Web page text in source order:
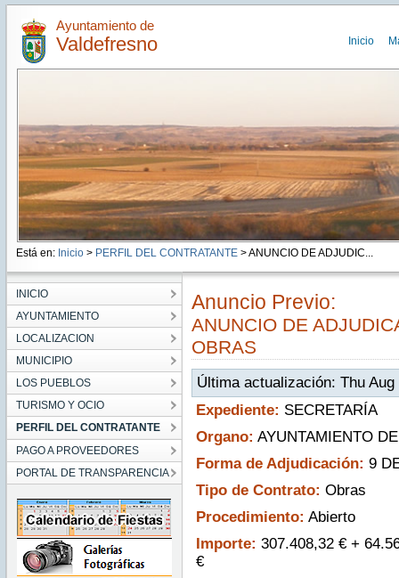
Ayuntamiento de
Valdefresno Inicio
Está en: Inicio > PERFIL DEL CONTRATANTE> ANUNCIO DE ADJUDIC...
INICIO
AYUNTAMIENTO
LOCALIZACION
MUNICIPIO
LOS PUEBLOS
TURISMO Y OCIO
PERFIL DEL CONTRATANTE
PAGO A PROVEEDORES
PORTAL DE TRANSPARENCIA
Anuncio Previo:
ANUNCIO DE
OBRAS
Última actualización: Thu
Expediente: SECRETARÍA
Organo: AYUNTAMIENTO
Forma de Adjudicación: 9
Tipo de Contrato: Obras
Procedimiento: Abierto
Importe: 307.408,32 € +
€